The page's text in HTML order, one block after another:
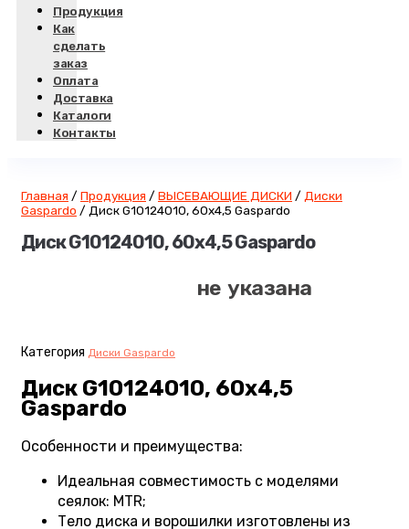
Продукция
Как
сделать
заказ
Оплата
Доставка
Каталоги
Контакты
Главная / Продукция / ВЫСЕВАЮЩИЕ ДИСКИ / Диски
Gaspardo / Диск G10124010, 60х4,5 Gaspardo
Диск G10124010, 60х4,5 Gaspardo
не указана
Категория Диски Gaspardo
Диск G10124010, 60х4,5
Gaspardo
Особенности и преимущества:
Идеальная совместимость с моделями
сеялок: MTR;
Тело диска и ворошилки изготовлены из